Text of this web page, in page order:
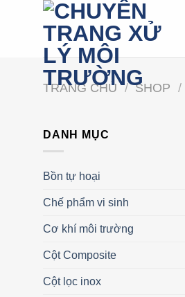
TRANG CHỦ / SHOP /
DANH MỤC
Bồn tự hoại
Chế phẩm vi sinh
Cơ khí môi trường
Cột Composite
Cột lọc inox